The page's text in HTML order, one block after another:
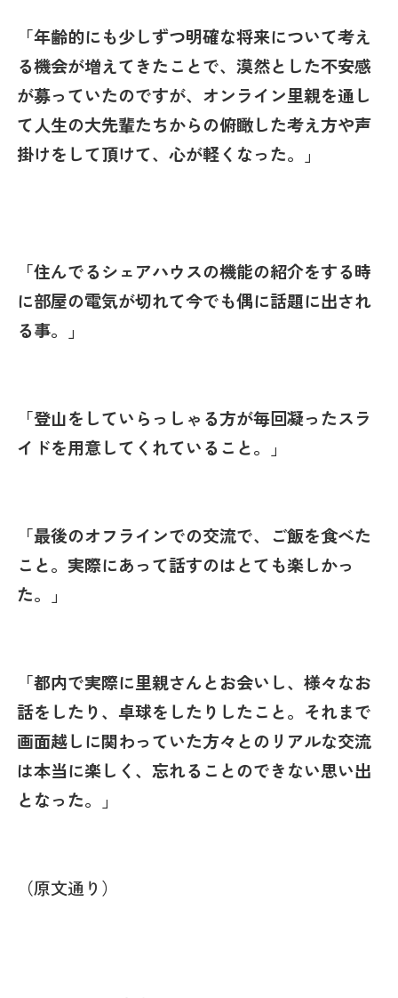
「年齢的にも少しずつ明確な将来について考え
る機会が増えてきたことで、漠然とした不安感
が募っていたのですが、オンライン里親を通し
て人生の大先輩たちからの俯瞰した考え方や声
掛けをして頂けて、心が軽くなった。」
「住んでるシェアハウスの機能の紹介をする時
に部屋の電気が切れて今でも偶に話題に出され
る事。」
「登山をしていらっしゃる方が毎回凝ったスラ
イドを用意してくれていること。」
「最後のオフラインでの交流で、ご飯を食べた
こと。実際にあって話すのはとても楽しかっ
た。」
「都内で実際に里親さんとお会いし、様々なお
話をしたり、卓球をしたりしたこと。それまで
画面越しに関わっていた方々とのリアルな交流
は本当に楽しく、忘れることのできない思い出
となった。」
（原文通り）